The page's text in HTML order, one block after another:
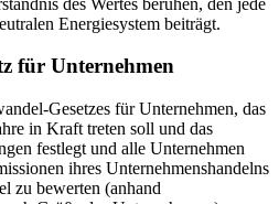
Energiesystem beiträgt.
für Unternehmen
Gesetzes für Unternehmen, das
in Kraft treten soll und das
festlegt und alle Unternehmen
ihres Unternehmenshandelns
zu bewerten (anhand